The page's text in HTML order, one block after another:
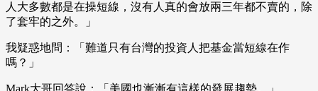
人大多數都是在操短線，沒有人真的會放兩三年都不賣的，除
了套牢的之外。」
我疑惑地問：「難道只有台灣的投資人把基金當短線在作
嗎？」